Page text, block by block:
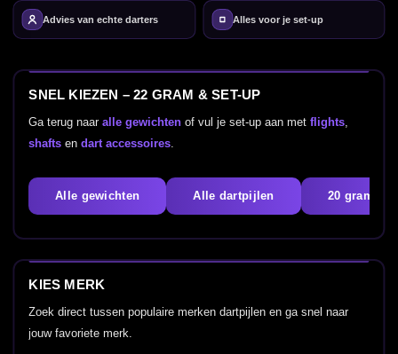
Advies van echte darters Alles voor je set-up
SNEL KIEZEN – 22 GRAM & SET-UP
Ga terug naaralle gewichten of vul je set-up aan metflights,
shafts endart accessoires.
Alle gewichten Alle dartpijlen 20 gram
KIES MERK
Zoek direct tussen populaire merken dartpijlen en ga snel naar
jouw favoriete merk.